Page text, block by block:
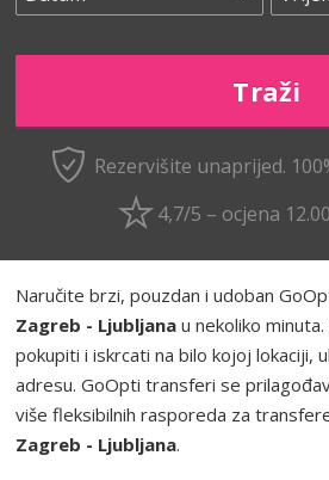
Rezervišite unaprijed.
4,7/5 – ocjena
Naručite brzi, pouzdan i udoban
Zagreb - Ljubljana u nekoliko
pokupiti i iskrcati na bilo kojoj lokaciji,
adresu. GoOpti transferi se
više fleksibilnih rasporeda za
Zagreb - Ljubljana.